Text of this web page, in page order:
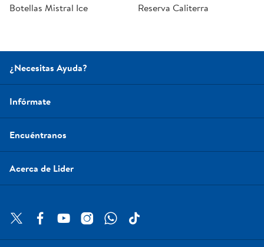
Botellas Mistral Ice Reserva Caliterra
¿Necesitas Ayuda?
Infórmate
Encuéntranos
Acerca de Lider